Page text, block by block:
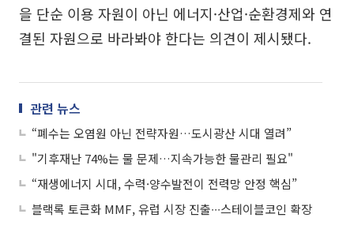
을 단순 이용 자원이 아닌 에너지·산업·순환경제와 연
결된 자원으로 바라봐야 한다는 의견이 제시됐다.
관련 뉴스
“폐수는 오염원 아닌 전략자원…도시광산 시대 열려”
"기후재난 74%는 물 문제…지속가능한 물관리 필요"
“재생에너지 시대, 수력·양수발전이 전력망 안정 핵심”
블랙록 토큰화 MMF, 유럽 시장 진출∙∙∙스테이블코인 확장